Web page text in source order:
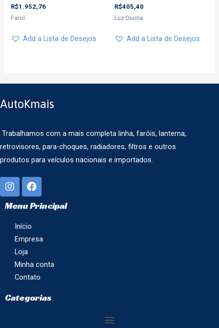
R$1.952,76
Farol
Add a Lista de Desejos
R$405,40
Luz Diurna
Add a Lista de Desejos
AutoKmais
Trabalhamos com a mais completa linha, faróis, lanterna,
retrovisores, para-choques, radiadores, filtros e outros
produtos para veículos nacionais e importados.
Menu Principal
Início
Empresa
Loja
Minha conta
Contato
Categorias